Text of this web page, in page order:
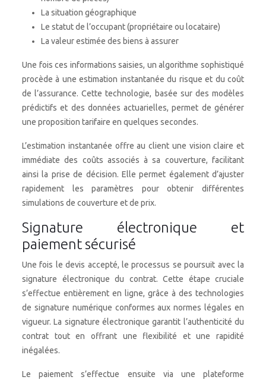
La situation géographique
Le statut de l’occupant (propriétaire ou locataire)
La valeur estimée des biens à assurer
Une fois ces informations saisies, un algorithme sophistiqué
procède à une estimation instantanée du risque et du coût
de l’assurance. Cette technologie, basée sur des modèles
prédictifs et des données actuarielles, permet de générer
une proposition tarifaire en quelques secondes.
L’estimation instantanée offre au client une vision claire et
immédiate des coûts associés à sa couverture, facilitant
ainsi la prise de décision. Elle permet également d’ajuster
rapidement les paramètres pour obtenir différentes
simulations de couverture et de prix.
Signature électronique et
paiement sécurisé
Une fois le devis accepté, le processus se poursuit avec la
signature électronique du contrat. Cette étape cruciale
s’effectue entièrement en ligne, grâce à des technologies
de signature numérique conformes aux normes légales en
vigueur. La signature électronique garantit l’authenticité du
contrat tout en offrant une flexibilité et une rapidité
inégalées.
Le paiement s’effectue ensuite via une plateforme